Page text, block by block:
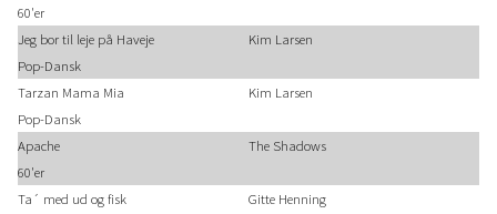
60'er
Jeg bor til leje på Haveje
Kim Larsen
Pop-Dansk
Tarzan Mama Mia
Kim Larsen
Pop-Dansk
Apache
The Shadows
60'er
Ta´ med ud og fisk
Gitte Henning